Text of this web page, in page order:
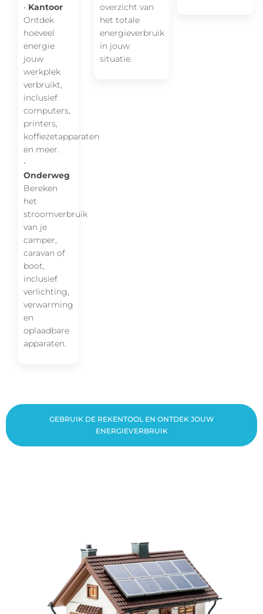
• Kantoor
Ontdek
hoeveel
energie
jouw
werkplek
verbruikt,
inclusief
computers,
printers,
koffiezetapparaten
en meer.
•
Onderweg
Bereken
het
stroomverbruik
van je
camper,
caravan of
boot,
inclusief
verlichting,
verwarming
en
oplaadbare
apparaten.
overzicht van
het totale
energieverbruik
in jouw
situatie.
GEBRUIK DE REKENTOOL EN ONTDEK JOUW
ENERGIEVERBRUIK